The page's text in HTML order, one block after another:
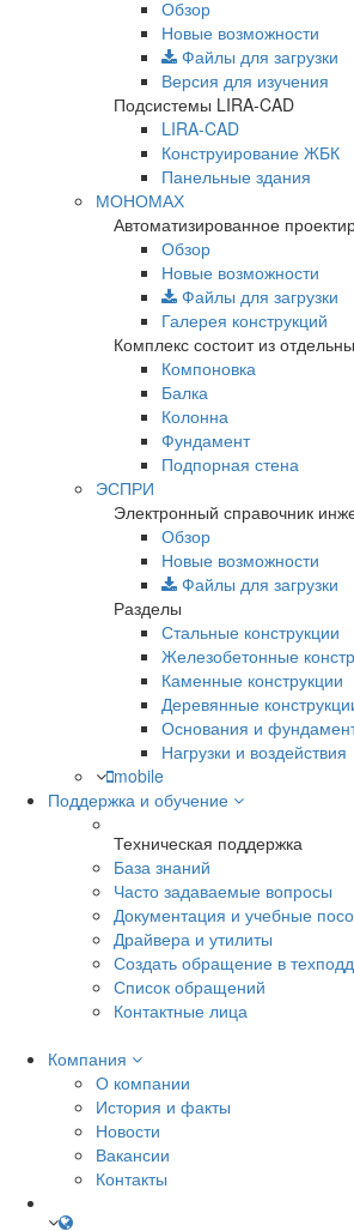
Обзор
Новые возможности
Файлы для загрузки
Версия для изучения
Подсистемы LIRA-CAD
LIRA-CAD
Конструирование ЖБК
Панельные здания
МОНОМАХ
Автоматизированное
Обзор
Новые возможности
Файлы для загрузки
Галерея конструкций
Комплекс состоит из
Компоновка
Балка
Колонна
Фундамент
Подпорная стена
ЭСПРИ
Электронный справочник
Обзор
Новые возможности
Файлы для загрузки
Разделы
Стальные конструкции
Железобетонные
Каменные конструкции
Деревянные
Основания и
Нагрузки и воздействия
mobile
Поддержка и обучение
Техническая поддержка
База знаний
Часто задаваемые вопросы
Документация и учебные
Драйвера и утилиты
Создать обращение в
Список обращений
Контактные лица
Компания
О компании
История и факты
Новости
Вакансии
Контакты